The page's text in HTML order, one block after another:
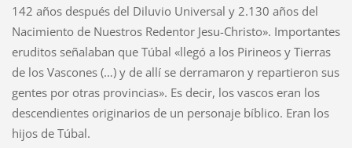
142 años después del Diluvio Universal y 2.130 años del
Nacimiento de Nuestros Redentor Jesu-Christo». Importantes
eruditos señalaban que Túbal «llegó a los Pirineos y Tierras
de los Vascones (…) y de allí se derramaron y repartieron sus
gentes por otras provincias». Es decir, los vascos eran los
descendientes originarios de un personaje bíblico. Eran los
hijos de Túbal.